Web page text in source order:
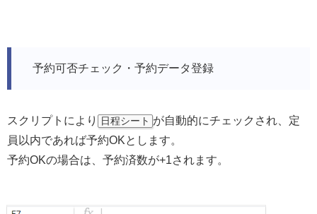
予約可否チェック・予約データ登録
スクリプトにより 日程シート が自動的にチェックされ、定
員以内であれば予約OKとします。
予約OKの場合は、予約済数が+1されます。